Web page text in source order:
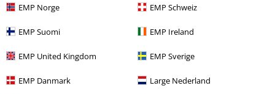
EMP Norge EMP Schweiz
EMP Suomi EMP Ireland
EMP United Kingdom EMP Sverige
EMP Danmark Large Nederland
J’accepte de recevoir la newsletter d’EMP et que mes données
régulièrement des infos sur ses produits. Mes données seront traitées